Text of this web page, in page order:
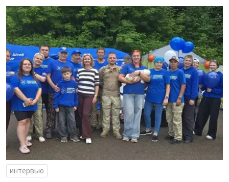
интервью